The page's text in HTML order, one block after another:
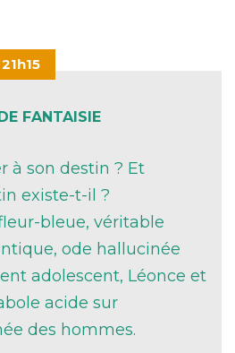
FANTAISIE
à son destin ? Et
existe-t-il ?
bleue, véritable
ode hallucinée
adolescent, Léonce et
acide sur
des hommes.